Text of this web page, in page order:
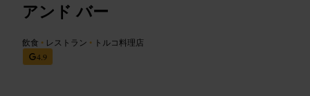
アンド バー
飲食 • レストラン • トルコ料理店
4.9